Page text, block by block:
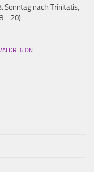
Sonntag nach Trinitatis,
– 20)